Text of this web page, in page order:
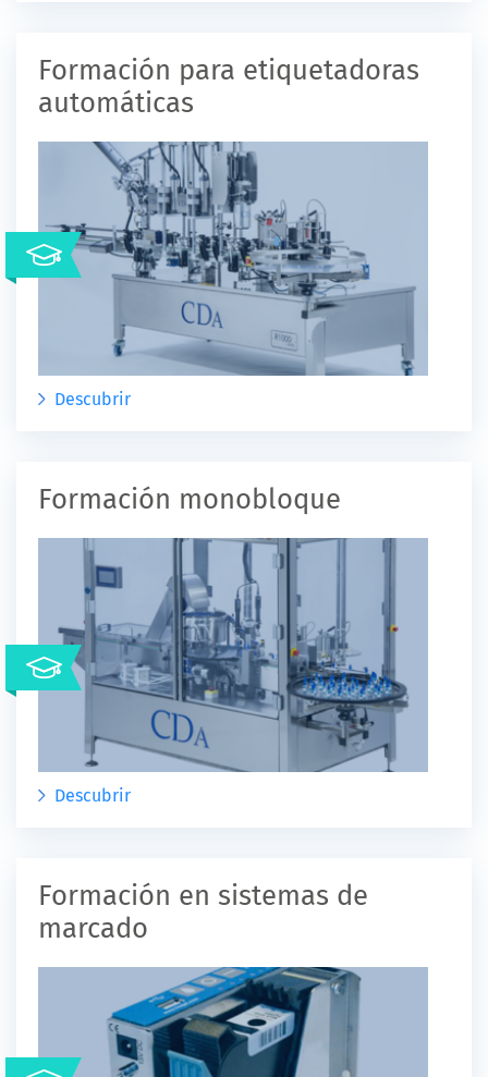
Formación para etiquetadoras
automáticas
Descubrir
Formación monobloque
Descubrir
Formación en sistemas de
marcado